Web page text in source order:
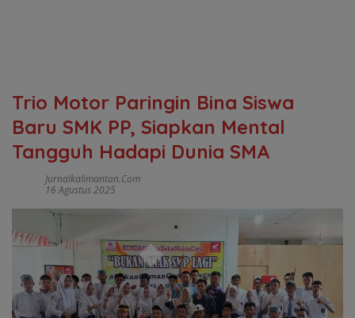
Trio Motor Paringin Bina Siswa
Baru SMK PP, Siapkan Mental
Tangguh Hadapi Dunia SMA
Jurnalkalimantan.com
16 Agustus 2025